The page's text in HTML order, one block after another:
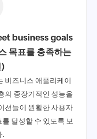
business goals
목표를 충족하는
비즈니스 애플리케이
의 중장기적인 성능을
션들이 원활한 사용자
달성할 수 있도록 보
.